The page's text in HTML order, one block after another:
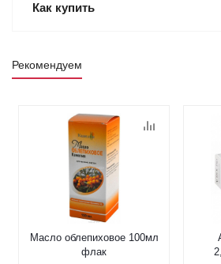
Как купить
Рекомендуем
Масло облепиховое 100мл
флак